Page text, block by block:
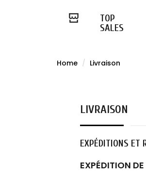
TOP
SALES
Home Livraison
LIVRAISON
EXPÉDITIONS ET
EXPÉDITION